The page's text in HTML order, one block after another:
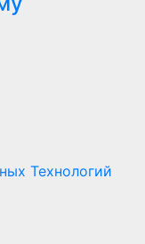
Технологий